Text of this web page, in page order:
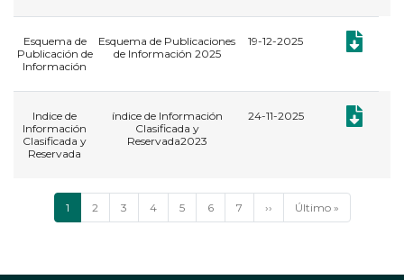
Esquema de
Publicación de
Información
Esquema de Publicaciones
de Información 2025
19-12-2025
Indice de
Información
Clasificada y
Reservada
índice de Información
Clasificada y
Reservada2023
24-11-2025
Paginación
Página
actual
1 Página
2 Página
3 Página
4 Página
5 Página
6 Página
7
Siguiente
página
››
Última
página
Último »